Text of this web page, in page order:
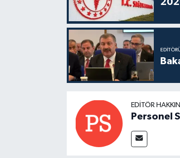
EDITÖR
Personel